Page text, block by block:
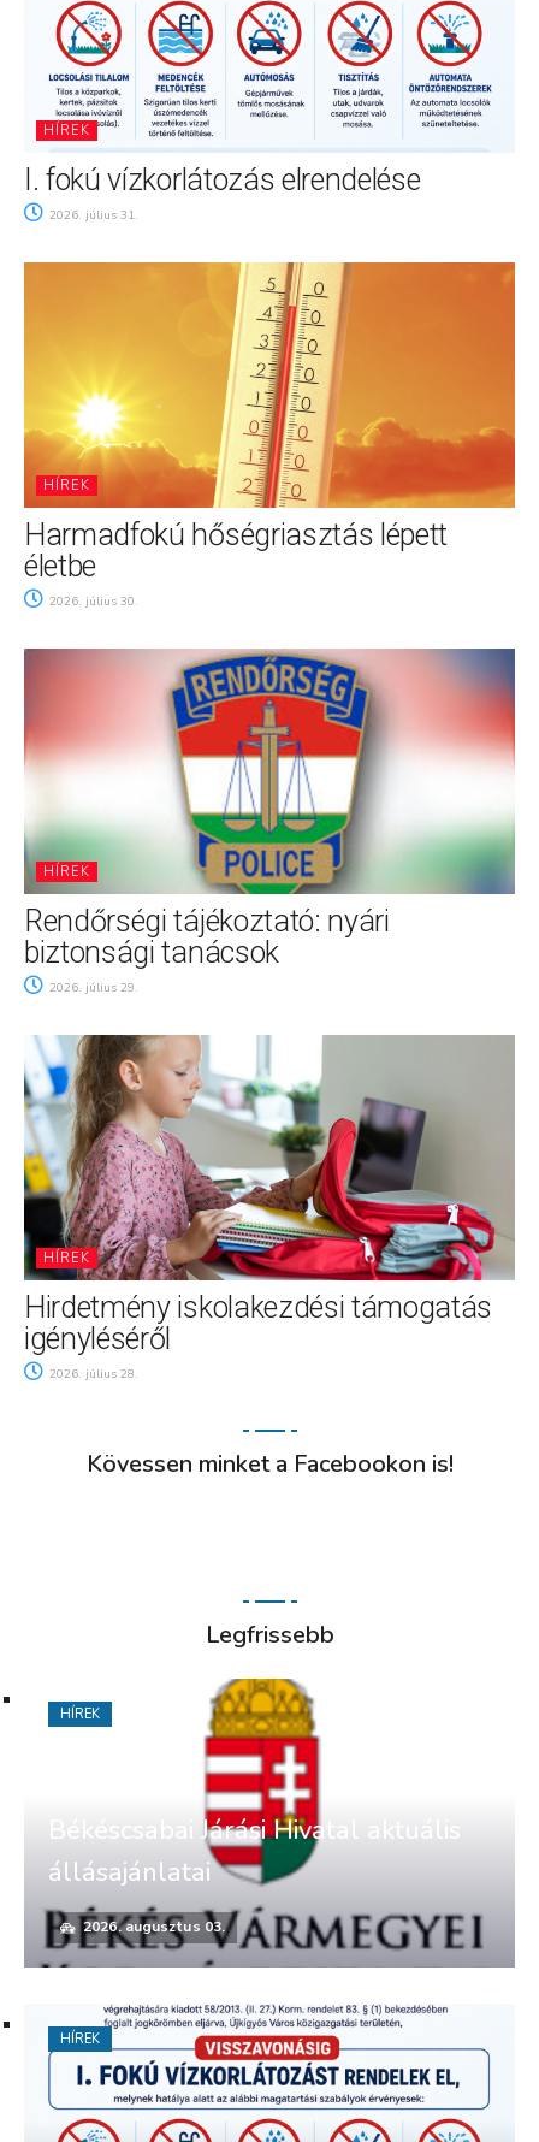
HÍREK
I. fokú vízkorlátozás elrendelése
2026. július 31.
HÍREK
Harmadfokú hőségriasztás lépett
életbe
2026. július 30.
HÍREK
Rendőrségi tájékoztató: nyári
biztonsági tanácsok
2026. július 29.
HÍREK
Hirdetmény iskolakezdési támogatás
igényléséről
2026. július 28.
Kövessen minket a Facebookon is!
Legfrissebb
Békéscsabai Járási Hivatal aktuális
állásajánlatai
2026. augusztus 03.
HÍREK
HÍREK